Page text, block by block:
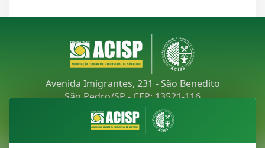
Avenida Imigrantes, 231 - São Benedito
São Pedro/SP - CEP: 13521-116
Telefone:(19) 3481-9030
acisp@acispsaopedro.com.br